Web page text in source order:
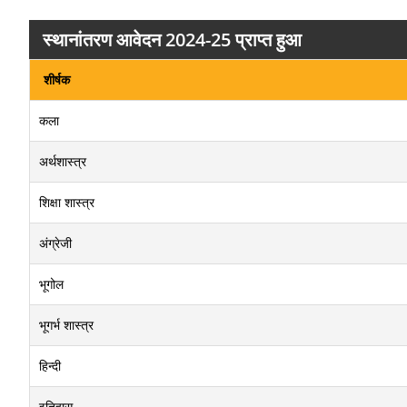
स्थानांतरण आवेदन 2024-25 प्राप्त हुआ
शीर्षक
कला
अर्थशास्त्र
शिक्षा शास्त्र
अंग्रेजी
भूगोल
भूगर्भ शास्त्र
हिन्दी